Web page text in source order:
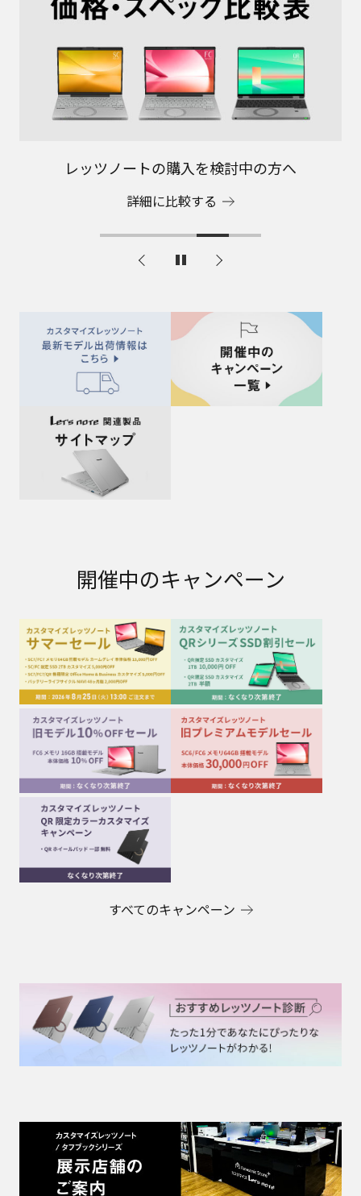
自分だけのレッツノートを作りたい方へ
詳細を見る
レッツノートの最高峰を知りたい方へ
詳細を見る
最新レッツノートの情報を知りたい方へ
詳細を見る
レッツノートの購入を検討中の方へ
詳細に比較する
レッツノートをもっと便利に
詳細を見る
開催中のキャンペーン
すべてのキャンペーン